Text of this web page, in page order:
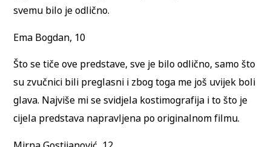
svemu bilo je odlično.
Ema Bogdan, 10
Što se tiče ove predstave, sve je bilo odlično, samo što
su zvučnici bili preglasni i zbog toga me još uvijek boli
glava. Najviše mi se svidjela kostimografija i to što je
cijela predstava napravljena po originalnom filmu.